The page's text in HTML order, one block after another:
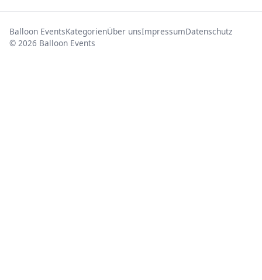
Balloon EventsKategorienÜber unsImpressumDatenschutz
© 2026 Balloon Events